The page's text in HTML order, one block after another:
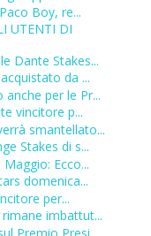
Boy, re...
UTENTI DI
Dante Stakes...
da ...
per le Pr...
vincitore p...
smantellato...
Stakes di s...
Ecco...
domenica...
per...
imbattut...
Premio Presi...